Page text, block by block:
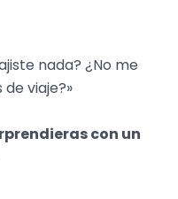
nada? ¿No me
viaje?»
con un